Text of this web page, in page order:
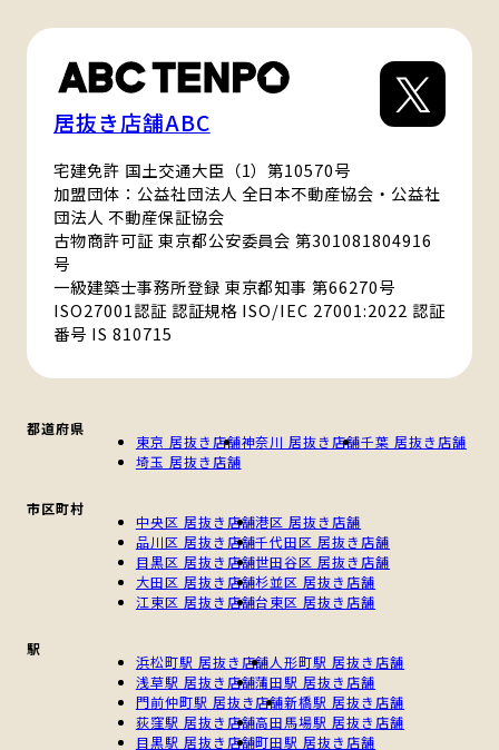
居抜き店舗ABC
宅建免許 国土交通大臣（1）第10570号
加盟団体：公益社団法人 全日本不動産協会・公益社
団法人 不動産保証協会
古物商許可証 東京都公安委員会 第301081804916
号
一級建築士事務所登録 東京都知事 第66270号
ISO27001認証 認証規格 ISO/IEC 27001:2022 認証
番号 IS 810715
都道府県
東京 居抜き店舗神奈川 居抜き店舗千葉 居抜き店舗
埼玉 居抜き店舗
市区町村
中央区 居抜き店舗港区 居抜き店舗
品川区 居抜き店舗千代田区 居抜き店舗
目黒区 居抜き店舗世田谷区 居抜き店舗
大田区 居抜き店舗杉並区 居抜き店舗
江東区 居抜き店舗台東区 居抜き店舗
駅
浜松町駅 居抜き店舗人形町駅 居抜き店舗
浅草駅 居抜き店舗蒲田駅 居抜き店舗
門前仲町駅 居抜き店舗新橋駅 居抜き店舗
荻窪駅 居抜き店舗高田馬場駅 居抜き店舗
目黒駅 居抜き店舗町田駅 居抜き店舗